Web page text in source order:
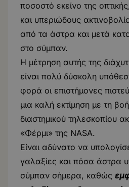
ποσοστό εκείνο της
και υπεριώδους
από τα άστρα και μετά
στο σύμπαν.
Η μέτρηση αυτής της
είναι πολύ δύσκολη
φορά οι επιστήμονες
μια καλή εκτίμηση με τη
διαστημικού τηλεσκοπίου
«Φέρμι» της NASA.
Είναι αδύνατο να
γαλαξίες και πόσα άστρα
σύμπαν σήμερα, καθώς